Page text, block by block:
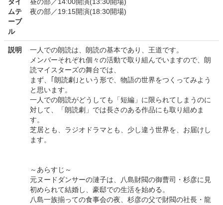
タイ
ムテ
ーブ
ル
昼の部／14:00開演(13:30開場)
夜の部／19:15開演(18:30開場)
説明
一人での朗読は、朗読の基本であり、王道です。
メンバーそれぞれ個々の活動で取り組んでいますので、朗
読マイスターズの舞台では、
まず、｢朗読劇｣という形で、物語の世界をつくってみよう
と思います。
一人での朗読がどうしても「短編」に限られてしまうのに
対して、「朗読劇」では長さのある作品にも取り組めま
す。
芝居とも、ラジオドラマとも、少し違う世界を、お届けし
ます。
～あらすじ～
元ヌードダンサーの漣子は、八島財閥の御曹司・杉彦に見
初められて結婚し、豪邸での生活を始める。
八島一族揃っての食事会の夜、杉彦の父で財閥の社長・龍